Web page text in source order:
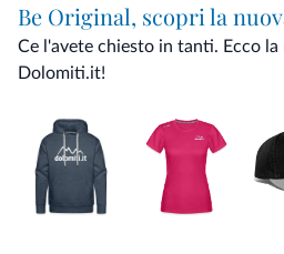
Be Original, scopri la
Ce l'avete chiesto in tanti. Ecco
Dolomiti.it!